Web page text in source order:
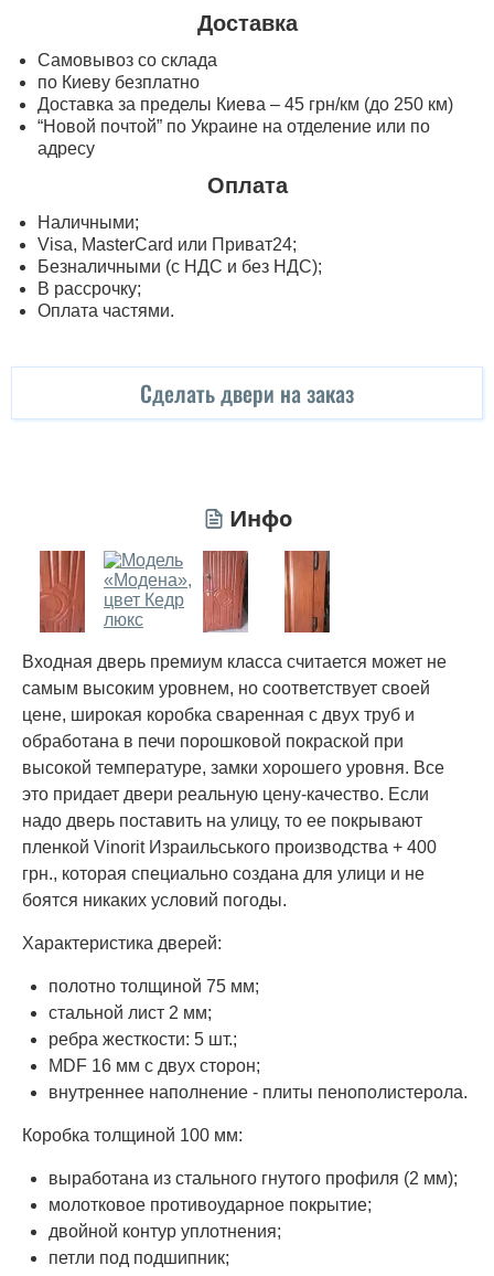
Доставка
Самовывоз со склада
по Киеву безплатно
Доставка за пределы Киева – 45 грн/км (до 250 км)
“Новой почтой” по Украине на отделение или по
адресу
Оплата
Наличными;
Visa, MasterСard или Приват24;
Безналичными (с НДС и без НДС);
В рассрочку;
Оплата частями.
Сделать двери на заказ
Инфо
Входная дверь премиум класса считается может не
самым высоким уровнем, но соответствует своей
цене, широкая коробка сваренная с двух труб и
обработана в печи порошковой покраской при
высокой температуре, замки хорошего уровня. Все
это придает двери реальную цену-качество. Если
надо дверь поставить на улицу, то ее покрывают
пленкой Vinorit Израильського производства + 400
грн., которая специально создана для улици и не
боятся никаких условий погоды.
Характеристика дверей:
полотно толщиной 75 мм;
стальной лист 2 мм;
ребра жесткости: 5 шт.;
MDF 16 мм с двух сторон;
внутреннее наполнение - плиты пенополистерола.
Коробка толщиной 100 мм:
выработана из стального гнутого профиля (2 мм);
молотковое противоударное покрытие;
двойной контур уплотнения;
петли под подшипник;